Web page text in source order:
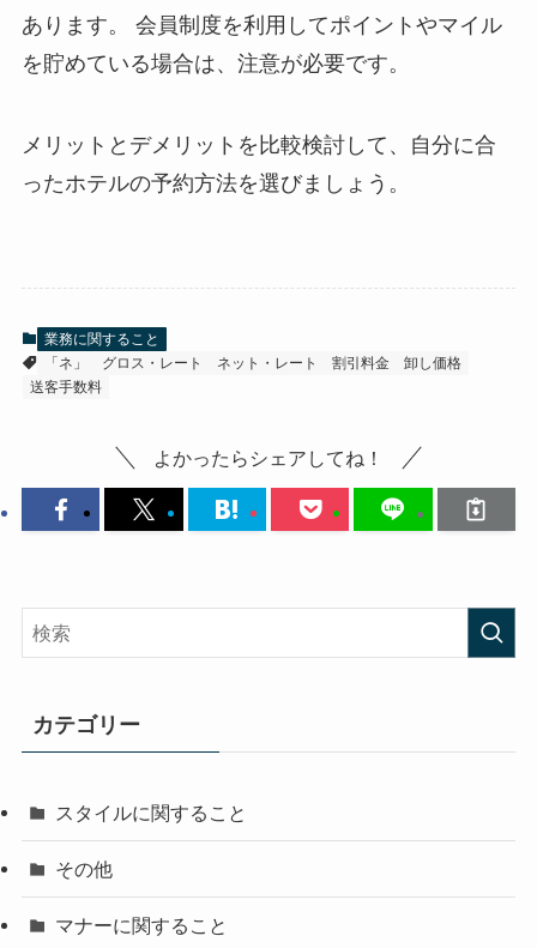
あります。
会員制度を利用してポイントやマイル
を貯めている場合は、注意が必要です。
メリットとデメリットを比較検討して、自分に合
ったホテルの予約方法を選びましょう。
業務に関すること
「ネ」
グロス・レート ネット・レート 割引料金
卸し価格
送客手数料
よかったらシェアしてね！
カテゴリー
スタイルに関すること
その他
マナーに関すること